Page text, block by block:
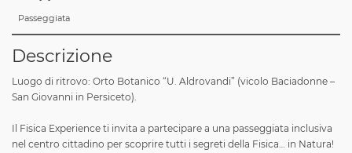
Passeggiata
Descrizione
Luogo di ritrovo: Orto Botanico “U. Aldrovandi” (vicolo Baciadonne –
San Giovanni in Persiceto).
Il Fisica Experience ti invita a partecipare a una passeggiata inclusiva
nel centro cittadino per scoprire tutti i segreti della Fisica… in Natura!